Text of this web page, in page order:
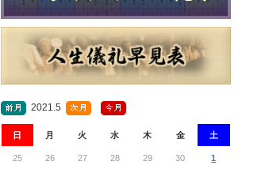
2021.5
日 月 火 水 木 金 土
25 26 27 28 29 30 1